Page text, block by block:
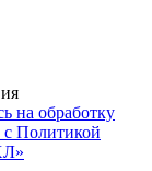
на обработку
с Политикой